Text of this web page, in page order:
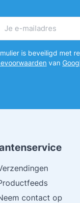
is beveiligd met
van
contact op